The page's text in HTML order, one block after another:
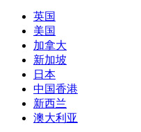
英国
美国
加拿大
新加坡
日本
中国香港
新西兰
澳大利亚